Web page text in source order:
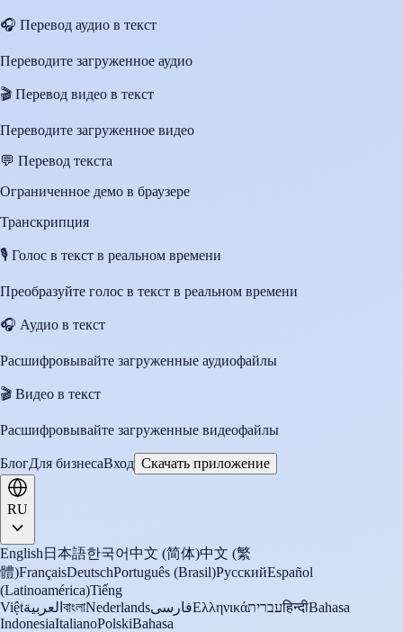
🎧 Перевод аудио в текст
Переводите загруженное аудио
🎬 Перевод видео в текст
Переводите загруженное видео
💬 Перевод текста
Ограниченное демо в браузере
Транскрипция
🎙️ Голос в текст в реальном времени
Преобразуйте голос в текст в реальном времени
🎧 Аудио в текст
Расшифровывайте загруженные аудиофайлы
🎬 Видео в текст
Расшифровывайте загруженные видеофайлы
БлогДля бизнесаВход Скачать приложение
RU
English 日本語한국어中文 (简体)中文 (繁
體)FrançaisDeutschPortuguês (Brasil)РусскийEspañol
(Latinoamérica)Tiếng
Việtالعربية বাংলাNederlandsفارسیΕλληνικάעבריתहिन्दीBahasa
IndonesiaItalianoPolskiBahasa